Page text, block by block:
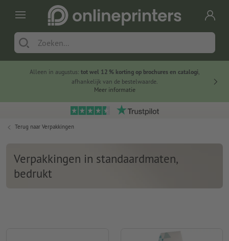
Alleen in augustus: tot wel 12 % korting op brochures en catalogi,
afhankelijk van de bestelwaarde.
Meer informatie
Terug naar Verpakkingen
Verpakkingen in standaardmaten,
bedrukt